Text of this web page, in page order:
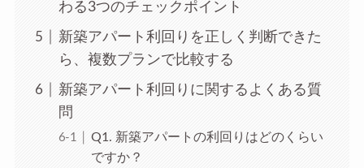
わる3つのチェックポイント
新築アパート利回りを正しく判断できた
ら、複数プランで比較する
新築アパート利回りに関するよくある質
問
Q1. 新築アパートの利回りはどのくらい
ですか？